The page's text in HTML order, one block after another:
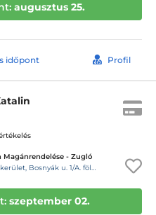
augusztus 25.
időpont Profil
Magánrendelése - Zugló
(Tisza István tér), II-es rendelő csengője (16.sz. csengő)
szeptember 02.